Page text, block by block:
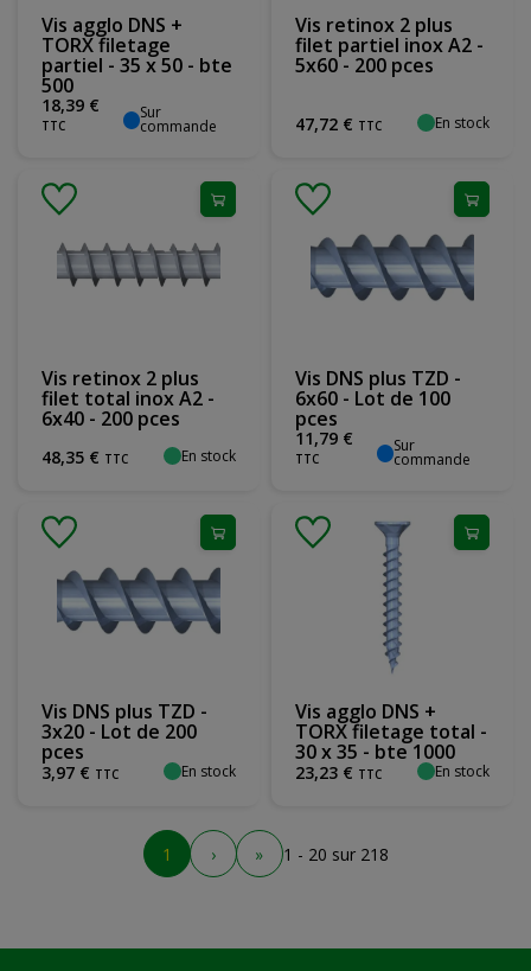
Vis agglo DNS +
TORX filetage
partiel - 35 x 50 - bte
500
18,39 €
TTC
Sur
commande
Vis retinox 2 plus
filet partiel inox A2 -
5x60 - 200 pces
47,72 € TTC En stock
Vis retinox 2 plus
filet total inox A2 -
6x40 - 200 pces
48,35 € TTC En stock
Vis DNS plus TZD -
6x60 - Lot de 100
pces
11,79 €
TTC
Sur
commande
Vis DNS plus TZD -
3x20 - Lot de 200
pces
3,97 € TTC En stock
Vis agglo DNS +
TORX filetage total -
30 x 35 - bte 1000
23,23 € TTC En stock
1 › » 1 - 20 sur 218